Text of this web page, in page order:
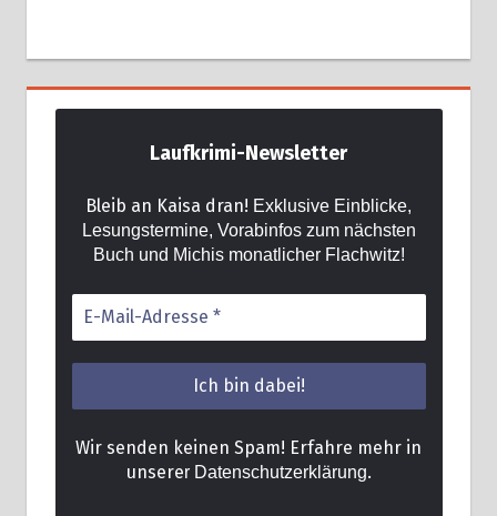
Laufkrimi-Newsletter
Bleib an Kaisa dran! Exklusive Einblicke,
Lesungstermine, Vorabinfos zum nächsten
Buch und Michis monatlicher Flachwitz!
Wir senden keinen Spam! Erfahre mehr in
unserer Datenschutzerklärung.